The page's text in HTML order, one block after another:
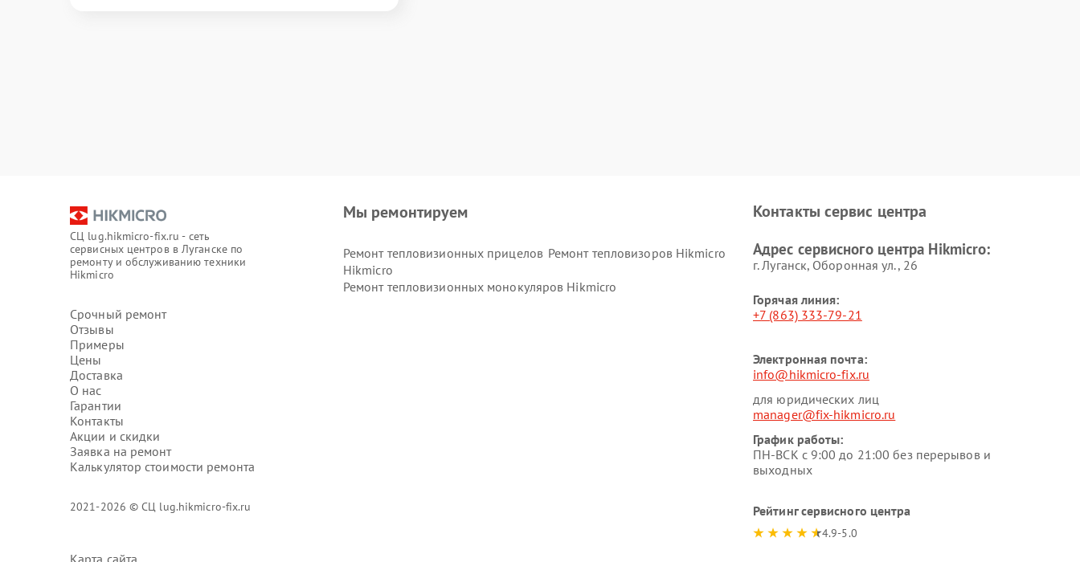
СЦ lug.hikmicro-fix.ru - сеть
сервисных центров в Луганске по
ремонту и обслуживанию техники
Hikmicro
Срочный ремонт
Отзывы
Примеры
Цены
Доставка
О нас
Гарантии
Контакты
Акции и скидки
Заявка на ремонт
Калькулятор стоимости ремонта
2021-2026 © СЦ lug.hikmicro-fix.ru
Карта сайта
Мы ремонтируем
Ремонт тепловизионных прицелов
Hikmicro
Ремонт тепловизоров Hikmicro
Ремонт тепловизионных монокуляров Hikmicro
Контакты сервис центра
Адрес сервисного центра Hikmicro:
г. Луганск, Оборонная ул., 26
Горячая линия:
+7 (863) 333-79-21
Электронная почта:
info@hikmicro-fix.ru
для юридических лиц
manager@fix-hikmicro.ru
График работы:
ПН-ВСК с 9:00 до 21:00 без перерывов и
выходных
Рейтинг сервисного центра
4.9-5.0